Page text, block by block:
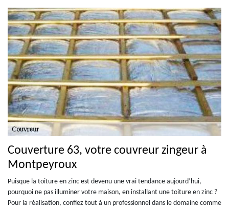
Couverture 63, votre couvreur zingeur à
Montpeyroux
Puisque la toiture en zinc est devenu une vrai tendance aujourd’hui,
pourquoi ne pas illuminer votre maison, en installant une toiture en zinc ?
Pour la réalisation, confiez tout à un professionnel dans le domaine comme